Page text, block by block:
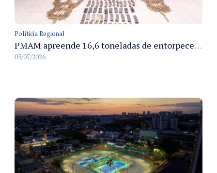
Políticia Regional
PMAM apreende 16,6 toneladas de entorpecentes e registra aumento nas prisões em flagrante e nas capturas de foragidos no primeiro semestre de 2026
03/07/2026